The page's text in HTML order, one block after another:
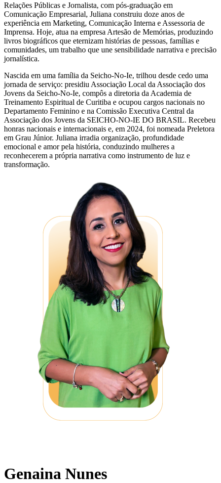
Relações Públicas e Jornalista, com pós-graduação em
Comunicação Empresarial, Juliana construiu doze anos de
experiência em Marketing, Comunicação Interna e Assessoria de
Imprensa. Hoje, atua na empresa Artesão de Memórias, produzindo
livros biográficos que eternizam histórias de pessoas, famílias e
comunidades, um trabalho que une sensibilidade narrativa e precisão
jornalística.
Nascida em uma família da Seicho-No-Ie, trilhou desde cedo uma
jornada de serviço: presidiu Associação Local da Associação dos
Jovens da Seicho-No-Ie, compôs a diretoria da Academia de
Treinamento Espiritual de Curitiba e ocupou cargos nacionais no
Departamento Feminino e na Comissão Executiva Central da
Associação dos Jovens da SEICHO-NO-IE DO BRASIL. Recebeu
honras nacionais e internacionais e, em 2024, foi nomeada Preletora
em Grau Júnior. Juliana irradia organização, profundidade
emocional e amor pela história, conduzindo mulheres a
reconhecerem a própria narrativa como instrumento de luz e
transformação.
Genaina Nunes